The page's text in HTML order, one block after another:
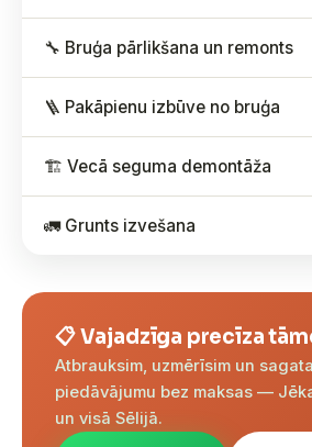
🔧 Bruģa pārlikšana un remonts
🪜 Pakāpienu izbūve no bruģa
🏗️ Vecā seguma demontāža
🚛 Grunts izvešana
📋 Vajadzīga precīza
Atbrauksim, uzmērīsim un
piedāvājumu bez maksas —
un visā Sēlijā.